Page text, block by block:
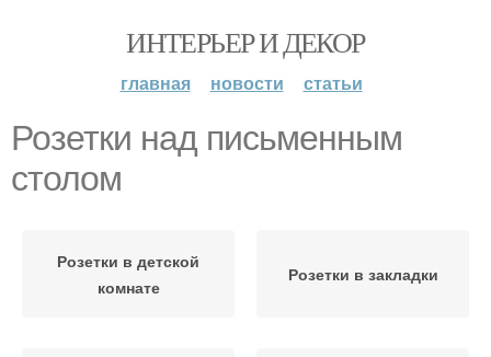
ИНТЕРЬЕР И ДЕКОР
главная новости статьи
Розетки над письменным
столом
Розетки в детской
комнате
Розетки в закладки